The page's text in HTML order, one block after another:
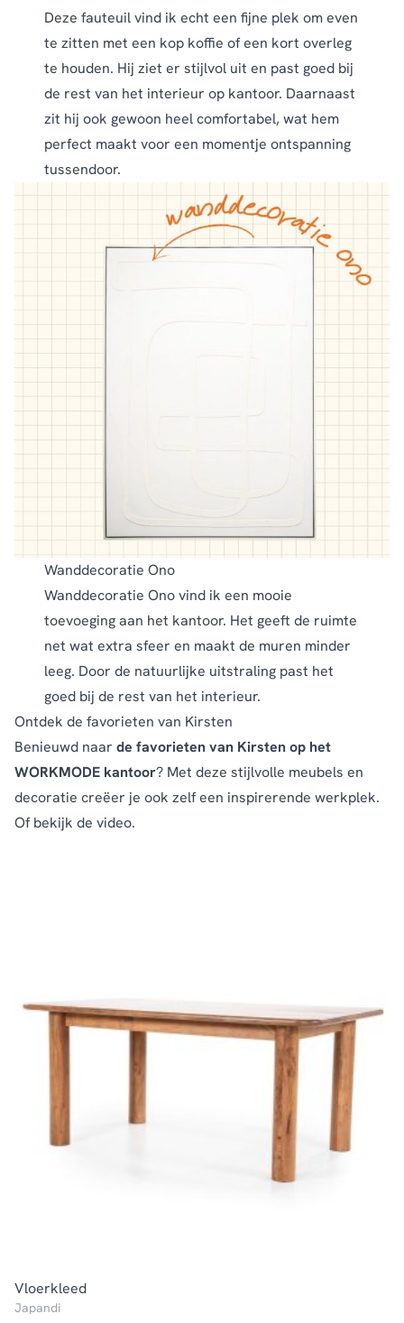
Dezefauteuilvind ik echt een fijne plek om even
te zitten met een kop koffie of een kort overleg
te houden. Hij ziet er stijlvol uit en past goed bij
de rest van het interieur op kantoor. Daarnaast
zit hij ook gewoon heel comfortabel, wat hem
perfect maakt voor een momentje ontspanning
tussendoor.
Wanddecoratie Ono
Wanddecoratie Onovind ik een mooie
toevoeging aan het kantoor. Het geeft de ruimte
net wat extra sfeer en maakt de muren minder
leeg. Door de natuurlijke uitstraling past het
goed bij de rest van het interieur.
Ontdek de favorieten van Kirsten
Benieuwd naar de favorieten van Kirsten op het
WORKMODE kantoor? Met deze stijlvolle meubels en
decoratie creëer je ook zelf een inspirerende werkplek.
Of bekijk de video.
Vloerkleed
Japandi